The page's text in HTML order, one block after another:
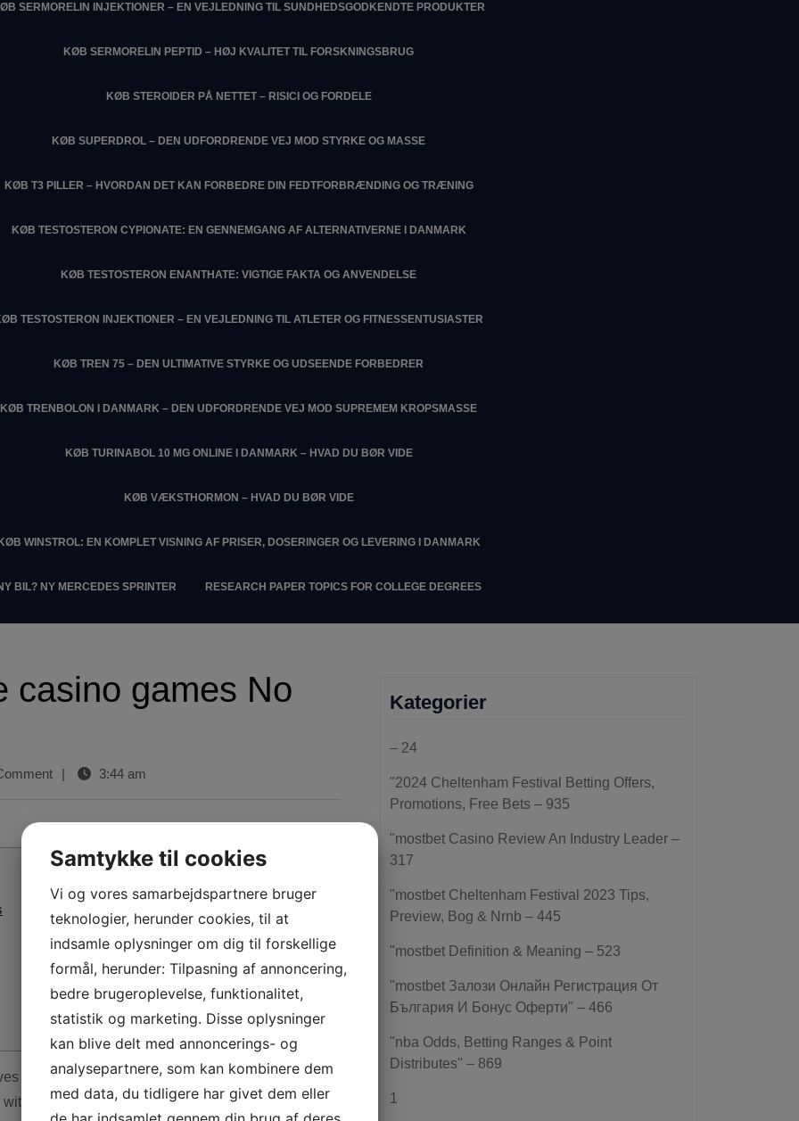
SERMORELIN INJEKTIONER – EN VEJLEDNING TIL SUNDHEDSGODKENDTE PRODUKTER
KØB SERMORELIN PEPTID – HØJ KVALITET TIL FORSKNINGSBRUG
KØB STEROIDER PÅ NETTET – RISICI OG FORDELE
KØB SUPERDROL – DEN UDFORDRENDE VEJ MOD STYRKE OG MASSE
KØB T3 PILLER – HVORDAN DET KAN FORBEDRE DIN FEDTFORBRÆNDING OG TRÆNING
KØB TESTOSTERON CYPIONATE: EN GENNEMGANG AF ALTERNATIVERNE I DANMARK
KØB TESTOSTERON ENANTHATE: VIGTIGE FAKTA OG ANVENDELSE
TESTOSTERON INJEKTIONER – EN VEJLEDNING TIL ATLETER OG FITNESSENTUSIASTER
KØB TREN 75 – DEN ULTIMATIVE STYRKE OG UDSEENDE FORBEDRER
KØB TRENBOLON I DANMARK – DEN UDFORDRENDE VEJ MOD SUPREMEM KROPSMASSE
KØB TURINABOL 10 MG ONLINE I DANMARK – HVAD DU BØR VIDE
KØB VÆKSTHORMON – HVAD DU BØR VIDE
WINSTROL: EN KOMPLET VISNING AF PRISER, DOSERINGER OG LEVERING I DANMARK
BIL? NY MERCEDES SPRINTER RESEARCH PAPER TOPICS FOR COLLEGE DEGREES
casino games No
| 3:44 am
bonus money is of $/C$/€5. Invited added bonus
Kategorier
– 24
"2024 Cheltenham Festival Betting Offers,
Promotions, Free Bets – 935
"mostbet Casino Review An Industry Leader –
317
"mostbet Cheltenham Festival 2023 Tips,
Preview, Bog & Nrnb – 445
"mostbet Definition & Meaning – 523
"mostbet Залози Онлайн Регистрация От
България И Бонус Оферти" – 466
"nba Odds, Betting Ranges & Point
Distributes" – 869
1
Samtykke til cookies
Vi og vores samarbejdspartnere bruger
teknologier, herunder cookies, til at
indsamle oplysninger om dig til forskellige
formål, herunder: Tilpasning af annoncering,
bedre brugeroplevelse, funktionalitet,
statistik og marketing. Disse oplysninger
kan blive delt med annoncerings- og
analysepartnere, som kan kombinere dem
med data, du tidligere har givet dem eller